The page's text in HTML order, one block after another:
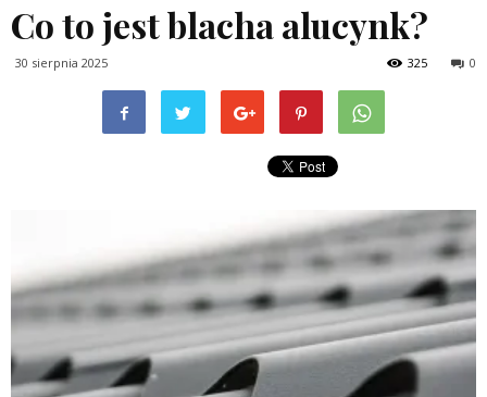
Co to jest blacha alucynk?
30 sierpnia 2025 0
325